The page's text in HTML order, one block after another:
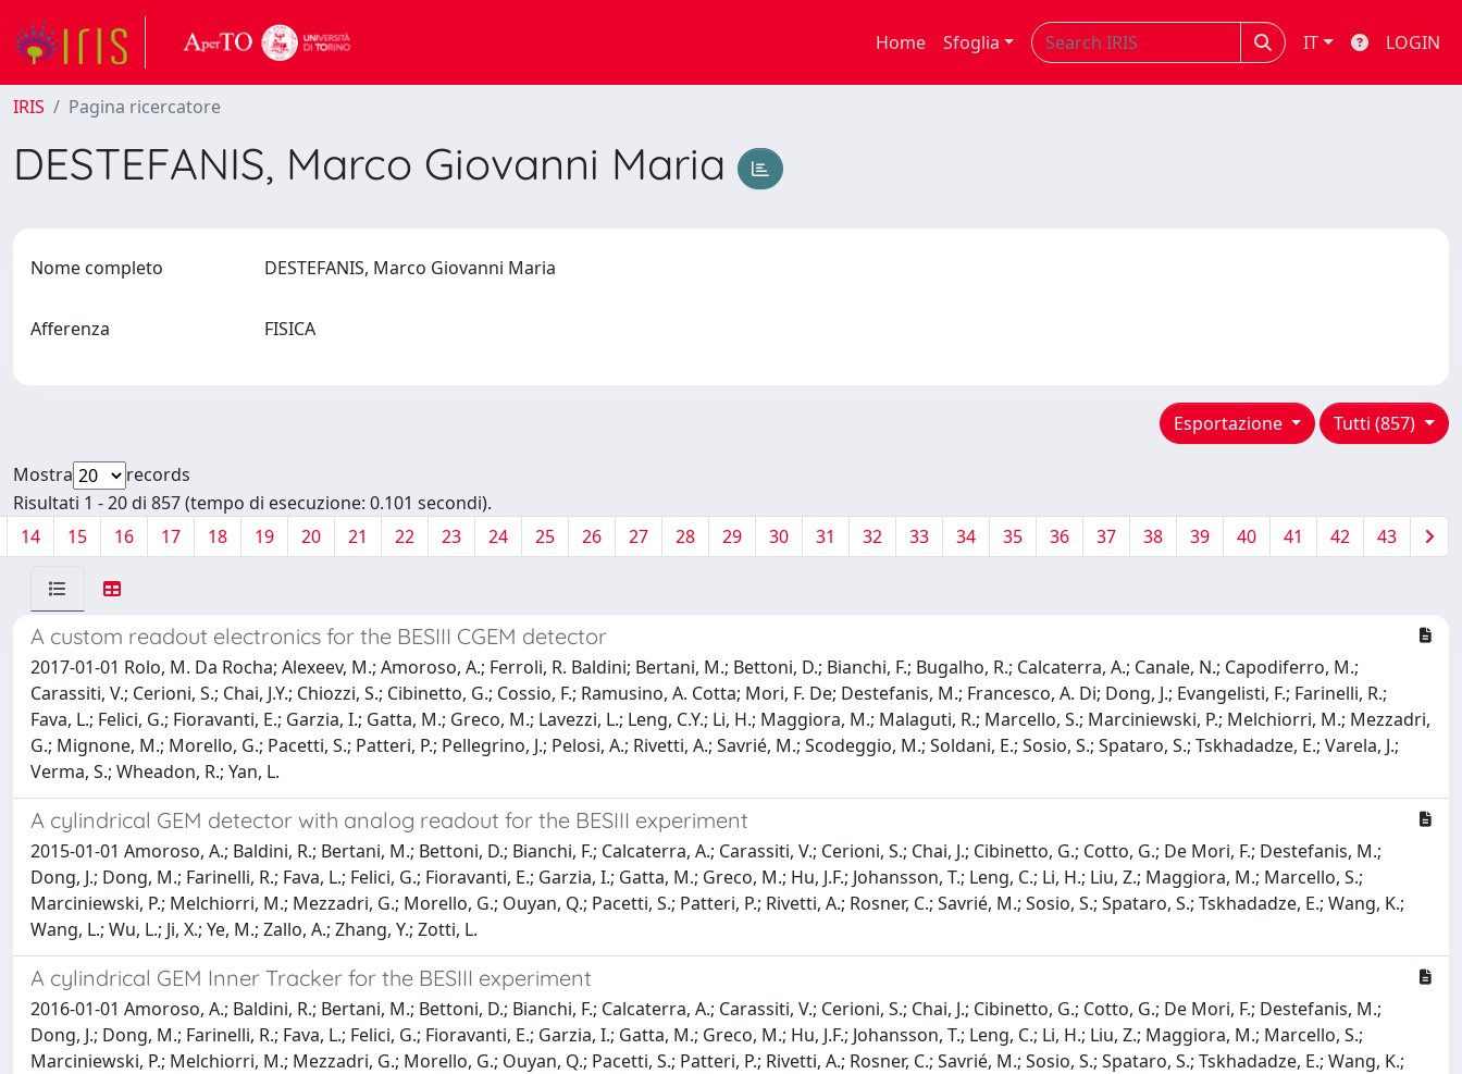
Home Sfoglia IT LOGIN
IRIS Pagina ricercatore
DESTEFANIS, Marco Giovanni Maria
Nome completo DESTEFANIS, Marco Giovanni Maria
Afferenza FISICA
Tutti (857)
Esportazione
Mostra
records
Risultati 1 - 20 di 857 (tempo di esecuzione: 0.101 secondi).
14
15 16 17 18 19 20 21 22 23 24 25 26 27 28 29 30 31 32 33 34 35 36 37 38 39 40 41 42 43
A custom readout electronics for the BESIII CGEM detector
2017-01-01 Rolo, M. Da Rocha; Alexeev, M.; Amoroso, A.; Ferroli, R. Baldini; Bertani, M.; Bettoni, D.; Bianchi, F.; Bugalho, R.; Calcaterra, A.; Canale, N.; Capodiferro, M.;
Carassiti, V.; Cerioni, S.; Chai, J.Y.; Chiozzi, S.; Cibinetto, G.; Cossio, F.; Ramusino, A. Cotta; Mori, F. De; Destefanis, M.; Francesco, A. Di; Dong, J.; Evangelisti, F.; Farinelli, R.;
Fava, L.; Felici, G.; Fioravanti, E.; Garzia, I.; Gatta, M.; Greco, M.; Lavezzi, L.; Leng, C.Y.; Li, H.; Maggiora, M.; Malaguti, R.; Marcello, S.; Marciniewski, P.; Melchiorri, M.; Mezzadri,
G.; Mignone, M.; Morello, G.; Pacetti, S.; Patteri, P.; Pellegrino, J.; Pelosi, A.; Rivetti, A.; Savrié, M.; Scodeggio, M.; Soldani, E.; Sosio, S.; Spataro, S.; Tskhadadze, E.; Varela, J.;
Verma, S.; Wheadon, R.; Yan, L.
A cylindrical GEM detector with analog readout for the BESIII experiment
2015-01-01 Amoroso, A.; Baldini, R.; Bertani, M.; Bettoni, D.; Bianchi, F.; Calcaterra, A.; Carassiti, V.; Cerioni, S.; Chai, J.; Cibinetto, G.; Cotto, G.; De Mori, F.; Destefanis, M.;
Dong, J.; Dong, M.; Farinelli, R.; Fava, L.; Felici, G.; Fioravanti, E.; Garzia, I.; Gatta, M.; Greco, M.; Hu, J.F.; Johansson, T.; Leng, C.; Li, H.; Liu, Z.; Maggiora, M.; Marcello, S.;
Marciniewski, P.; Melchiorri, M.; Mezzadri, G.; Morello, G.; Ouyan, Q.; Pacetti, S.; Patteri, P.; Rivetti, A.; Rosner, C.; Savrié, M.; Sosio, S.; Spataro, S.; Tskhadadze, E.; Wang, K.;
Wang, L.; Wu, L.; Ji, X.; Ye, M.; Zallo, A.; Zhang, Y.; Zotti, L.
A cylindrical GEM Inner Tracker for the BESIII experiment
2016-01-01 Amoroso, A.; Baldini, R.; Bertani, M.; Bettoni, D.; Bianchi, F.; Calcaterra, A.; Carassiti, V.; Cerioni, S.; Chai, J.; Cibinetto, G.; Cotto, G.; De Mori, F.; Destefanis, M.;
Dong, J.; Dong, M.; Farinelli, R.; Fava, L.; Felici, G.; Fioravanti, E.; Garzia, I.; Gatta, M.; Greco, M.; Hu, J.F.; Johansson, T.; Leng, C.; Li, H.; Liu, Z.; Maggiora, M.; Marcello, S.;
Marciniewski, P.; Melchiorri, M.; Mezzadri, G.; Morello, G.; Ouyan, Q.; Pacetti, S.; Patteri, P.; Rivetti, A.; Rosner, C.; Savrié, M.; Sosio, S.; Spataro, S.; Tskhadadze, E.; Wang, K.;